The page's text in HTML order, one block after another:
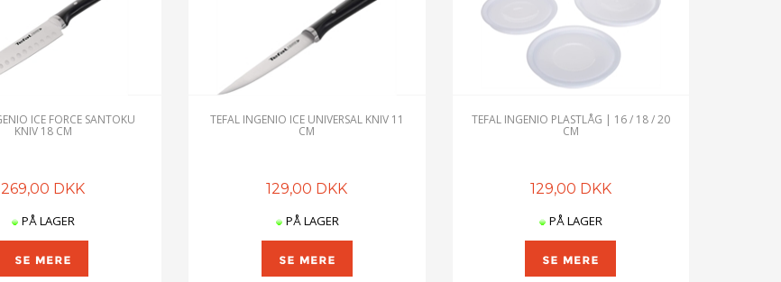
ICE FORCE SANTOKU
KNIV 18 CM
269,00 DKK
PÅ LAGER
TEFAL INGENIO ICE UNIVERSAL KNIV 11
CM
129,00 DKK
PÅ LAGER
TEFAL INGENIO PLASTLÅG | 16 / 18 / 20
CM
129,00 DKK
PÅ LAGER